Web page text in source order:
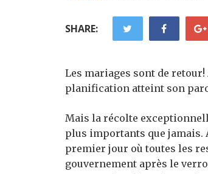
SHARE:
Les mariages sont de
planification atteint son
Mais la récolte
plus importants que jamais.
premier jour où toutes les
gouvernement après le